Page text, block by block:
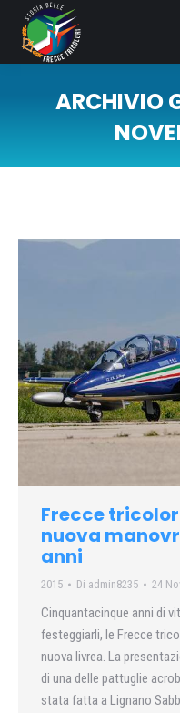
ARCHIVIO
Frecce
nuova
anni
2015 Di admin8235 24
Cinquantacinque anni di
festeggiarli, le Frecce
nuova livrea. La
di una delle pattuglie
stata fatta a Lignano